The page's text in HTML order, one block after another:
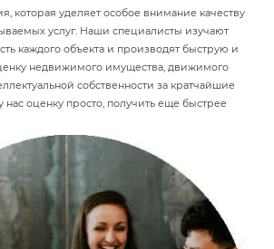
которая уделяет особое внимание качеству
услуг. Наши специалисты изучают
каждого объекта и производят быструю и
недвижимого имущества, движимого
собственности за кратчайшие
нас оценку просто, получить еще быстрее